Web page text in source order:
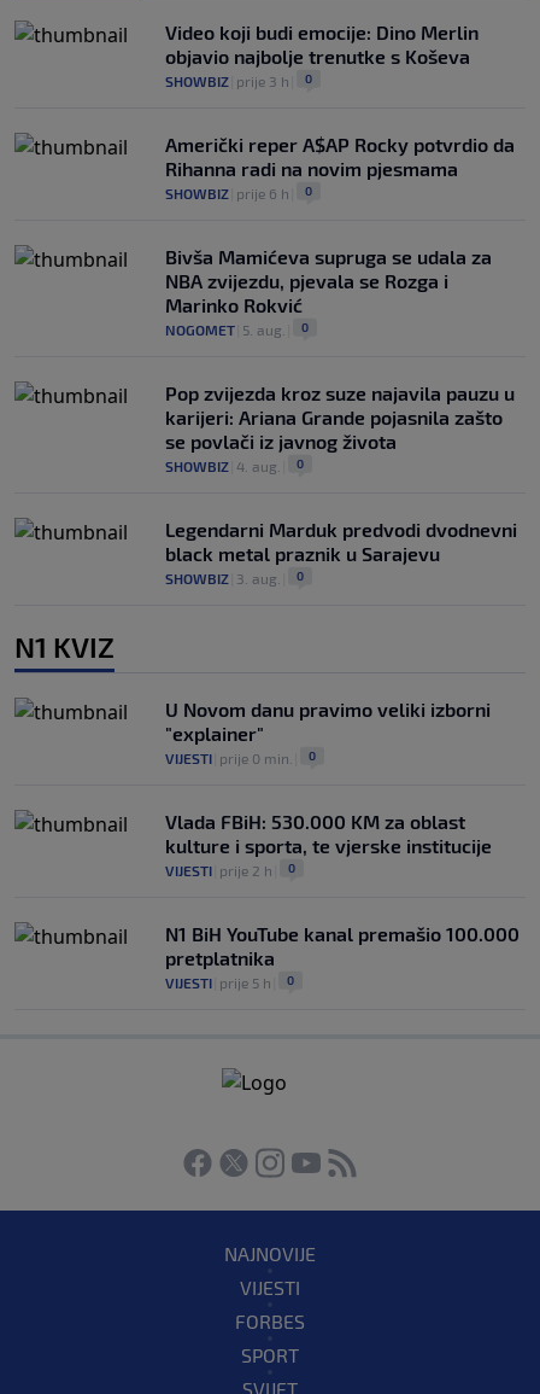
Video koji budi emocije: Dino Merlin
objavio najbolje trenutke s Koševa
SHOWBIZ prije 3 h 0
Američki reper A$AP Rocky potvrdio da
Rihanna radi na novim pjesmama
SHOWBIZ prije 6 h 0
Bivša Mamićeva supruga se udala za
NBA zvijezdu, pjevala se Rozga i
Marinko Rokvić
NOGOMET 5. aug. 0
Pop zvijezda kroz suze najavila pauzu u
karijeri: Ariana Grande pojasnila zašto
se povlači iz javnog života
SHOWBIZ 4. aug. 0
Legendarni Marduk predvodi dvodnevni
black metal praznik u Sarajevu
SHOWBIZ 3. aug. 0
N1 KVIZ
U Novom danu pravimo veliki izborni
"explainer"
VIJESTI prije 0 min. 0
Vlada FBiH: 530.000 KM za oblast
kulture i sporta, te vjerske institucije
VIJESTI prije 2 h 0
N1 BiH YouTube kanal premašio 100.000
pretplatnika
VIJESTI prije 5 h 0
NAJNOVIJE
VIJESTI
FORBES
SPORT
SVIJET